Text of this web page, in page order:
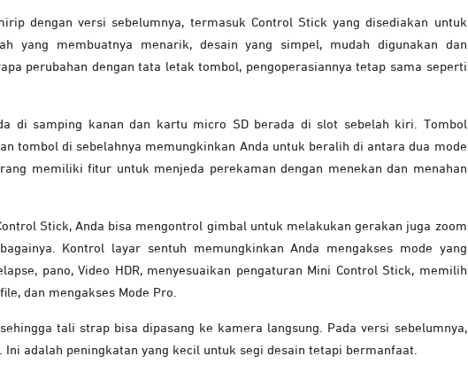
dengan versi sebelumnya, termasuk Control Stick yang disediakan untuk
yang membuatnya menarik, desain yang simpel, mudah digunakan dan
perubahan dengan tata letak tombol, pengoperasiannya tetap sama seperti
di samping kanan dan kartu micro SD berada di slot sebelah kiri. Tombol
tombol di sebelahnya memungkinkan Anda untuk beralih di antara dua mode
memiliki fitur untuk menjeda perekaman dengan menekan dan menahan
Stick, Anda bisa mengontrol gimbal untuk melakukan gerakan juga zoom
Kontrol layar sentuh memungkinkan Anda mengakses mode yang
pano, Video HDR, menyesuaikan pengaturan Mini Control Stick, memilih
dan mengakses Mode Pro.
tali strap bisa dipasang ke kamera langsung. Pada versi sebelumnya,
Ini adalah peningkatan yang kecil untuk segi desain tetapi bermanfaat.